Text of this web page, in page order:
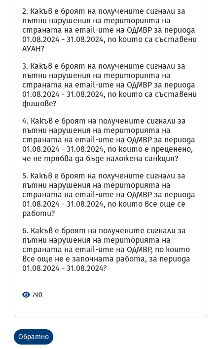
2. Какъв е броят на получените сигнали за
пътни нарушения на територията на
страната на email-ите на ОДМВР за периода
01.08.2024 - 31.08.2024, по които са съставени
АУАН?
3. Какъв е броят на получените сигнали за
пътни нарушения на територията на
страната на email-ите на ОДМВР за периода
01.08.2024 - 31.08.2024, по които са съставени
фишове?
4. Какъв е броят на получените сигнали за
пътни нарушения на територията на
страната на email-ите на ОДМВР за периода
01.08.2024 - 31.08.2024, по които е преценено,
че не трябва да бъде наложена санкция?
5. Какъв е броят на получените сигнали за
пътни нарушения на територията на
страната на email-ите на ОДМВР за периода
01.08.2024 - 31.08.2024, по които все още се
работи?
6. Какъв е броят на получените сигнали за
пътни нарушения на територията на
страната на email-ите на ОДМВР, по които
все още не е започната работа, за периода
01.08.2024 - 31.08.2024?
790
Обратно